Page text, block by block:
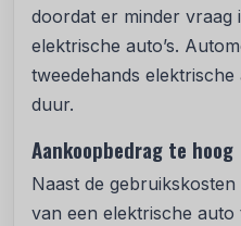
doordat er minder vraag
elektrische auto’s.
tweedehands elektrische
duur.
Aankoopbedrag te hoog
Naast de
van een elektrische